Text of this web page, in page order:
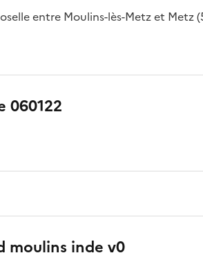
entre Moulins-lès-Metz et Metz
060122
moulins inde v0